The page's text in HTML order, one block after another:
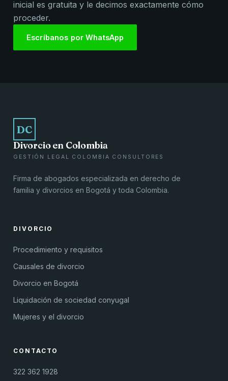
inicial es gratuita y le decimos exactamente cómo
proceder.
Escríbanos por WhatsApp
DC
Divorcio en Colombia
GESTIÓN LEGAL COLOMBIA CONSULTORES
Firma de abogados especializada en derecho de
familia y divorcios en Bogotá y toda Colombia.
DIVORCIO
Procedimiento y requisitos
Causales de divorcio
Divorcio en Bogotá
Liquidación de sociedad conyugal
Mujeres y el divorcio
CONTACTO
322 362 1928